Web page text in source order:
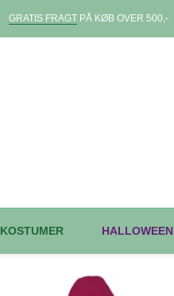
GRATIS FRAGTPÅ KØB OVER 500,-
KOSTUMER HALLOWEEN